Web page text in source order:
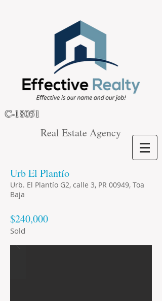
C-18051
Real Estate Agency
Urb El Plantío
Urb. El Plantío G2, calle 3, PR 00949, Toa
Baja
$240,000
Sold